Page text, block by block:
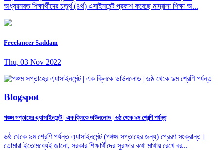
অধ্যয়নরত শিক্ষার্থীদের চতুর্থ (৪র্থ) এসাইনমেন্ট প্রকাশ করেছে মাদ্রাসা শিক্ষা অ...
Freelancer Saddam
Thu, 03 Nov 2022
Blogspot
পঞ্চম সপ্তাহের এ্যাসাইনমেন্ট | এক ক্লিকে ডাউনলোড | ৬ষ্ঠ থেকে ৯ম শ্রেণি পর্যন্ত
৬ষ্ঠ থেকে ৯ম শ্রেণি পর্যন্ত এ্যাসাইনমেন্ট (পঞ্চম সপ্তাহের জন্য) প্রেরণ সংক্রান্ত।
তোমারা ইতোমধ্যেই জানো, সরকার শিক্ষার্থীদের সুরক্ষার কথা মাথায় রেখে বর...